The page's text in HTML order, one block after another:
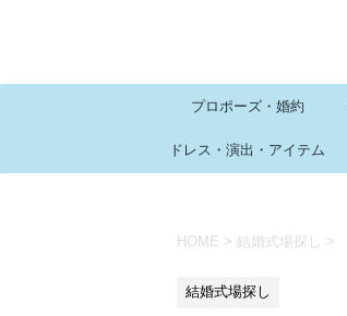
プロポーズ・婚約
ドレス・演出・アイテム
HOME > 結婚式場探し >
結婚式場探し